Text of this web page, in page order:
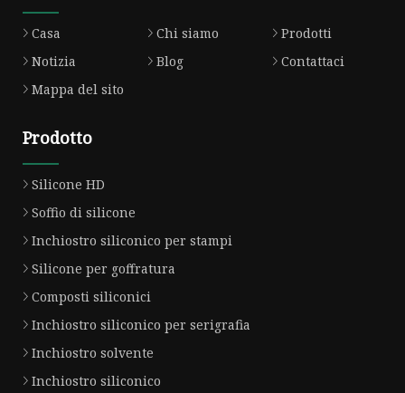
Casa Chi siamo
Prodotti
Notizia
Blog
Contattaci
Mappa del sito
Prodotto
Silicone HD
Soffio di silicone
Inchiostro siliconico per stampi
Silicone per goffratura
Composti siliconici
Inchiostro siliconico per serigrafia
Inchiostro solvente
Inchiostro siliconico